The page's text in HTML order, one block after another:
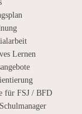
Lernen
für FSJ / BFD